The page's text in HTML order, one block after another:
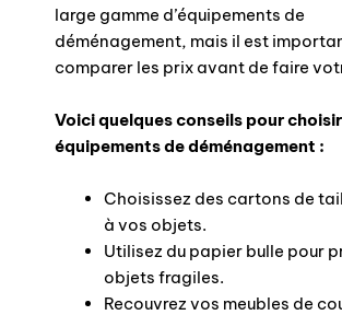
large gamme d’équipements de
déménagement, mais il est
comparer les prix avant de faire
Voici quelques conseils pour
équipements de déménagement :
Choisissez des cartons de
à vos objets.
Utilisez du papier bulle pour
objets fragiles.
Recouvrez vos meubles de